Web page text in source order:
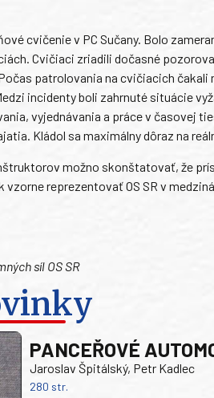
cvičenie v PC Sučany. Bolo
Cvičiaci zriadili dočasné
patrolovania na cvičiacich čakali
incidenty boli zahrnuté situácie
vyjednávania a práce v časovej
Kládol sa maximálny dôraz na
možno skonštatovať, že
reprezentovať OS SR v
síl OS SR
PANCEŘOVÉ
Jaroslav Špitálský, Petr Kadlec
280 str.